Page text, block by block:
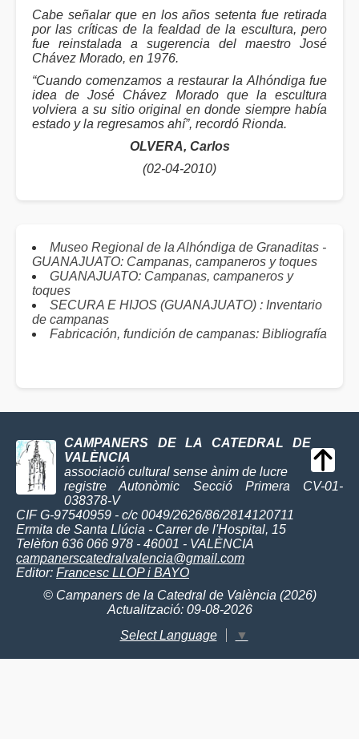
Cabe señalar que en los años setenta fue retirada
por las críticas de la fealdad de la escultura, pero
fue reinstalada a sugerencia del maestro José
Chávez Morado, en 1976.
“Cuando comenzamos a restaurar la Alhóndiga fue
idea de José Chávez Morado que la escultura
volviera a su sitio original en donde siempre había
estado y la regresamos ahí”, recordó Rionda.
OLVERA, Carlos
(02-04-2010)
Museo Regional de la Alhóndiga de Granaditas -
GUANAJUATO: Campanas, campaneros y toques
GUANAJUATO: Campanas, campaneros y
toques
SECURA E HIJOS (GUANAJUATO) : Inventario
de campanas
Fabricación, fundición de campanas: Bibliografía
CAMPANERS DE LA CATEDRAL DE
VALÈNCIA
associació cultural sense ànim de lucre
registre Autonòmic Secció Primera CV-01-
038378-V
CIF G-97540959 - c/c 0049/2626/86/2814120711
Ermita de Santa Llúcia - Carrer de l'Hospital, 15
Telèfon 636 066 978 - 46001 - VALÈNCIA
campanerscatedralvalencia@gmail.com
Editor: Francesc LLOP i BAYO
© Campaners de la Catedral de València (2026)
Actualització: 09-08-2026
Select Language
▼